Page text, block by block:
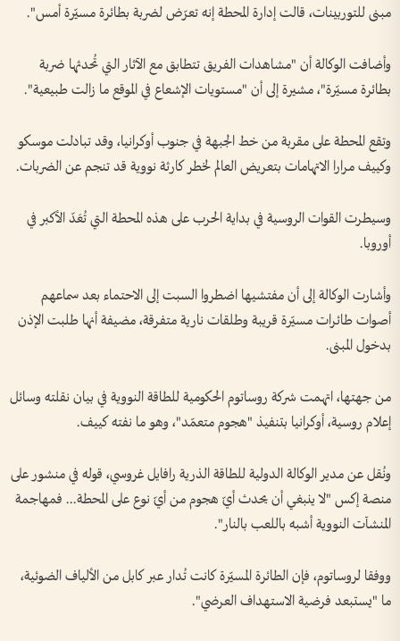
مبنى للتوربينات، قالت إدارة المحطة إنه تعرّض لضربة بطائرة مسيّرة أمس".
وأضافت الوكالة أن "مشاهدات الفريق تتطابق مع الآثار التي تُحدثها ضربة
بطائرة مسيّرة"، مشيرة إلى أن "مستويات الإشعاع في الموقع ما زالت طبيعية".
وتقع المحطة على مقربة من خط الجبهة في جنوب أوكرانيا، وقد تبادلت موسكو
وكييف مرارا الاتهامات بتعريض العالم لخطر كارثة نووية قد تنجم عن الضربات.
وسيطرت القوات الروسية في بداية الحرب على هذه المحطة التي تُعَدّ الأكبر في
أوروبا.
وأشارت الوكالة إلى أن مفتشيها اضطروا السبت إلى الاحتماء بعد سماعهم
أصوات طائرات مسيّرة قريبة وطلقات نارية متفرقة، مضيفة أنها طلبت الإذن
بدخول المبنى.
من جهتها، اتهمت شركة روساتوم الحكومية للطاقة النووية في بيان نقلته وسائل
إعلام روسية، أوكرانيا بتنفيذ "هجوم متعمّد"، وهو ما نفته كييف.
ونُقل عن مدير الوكالة الدولية للطاقة الذرية رافايل غروسي، قوله في منشور على
منصة إكس "لا ينبغي أن يحدث أيّ هجوم من أيّ نوع على المحطة... فمهاجمة
المنشآت النووية أشبه باللعب بالنار".
ووفقا لروساتوم، فإن الطائرة المسيّرة كانت تُدار عبر كابل من الألياف الضوئية،
ما "يستبعد فرضية الاستهداف العرضي".